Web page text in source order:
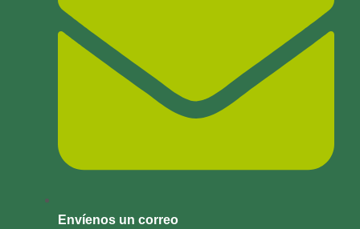
Envíenos un correo